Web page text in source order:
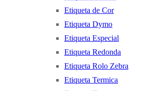
Etiqueta de Cor
Etiqueta Dymo
Etiqueta Especial
Etiqueta Redonda
Etiqueta Rolo Zebra
Etiqueta Termica